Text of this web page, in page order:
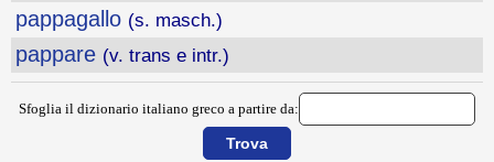
pappagallo (s. masch.)
pappare (v. trans e intr.)
Sfoglia il dizionario italiano greco a partire da: